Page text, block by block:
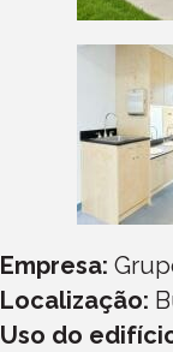
Empresa:
Localização:
Uso do